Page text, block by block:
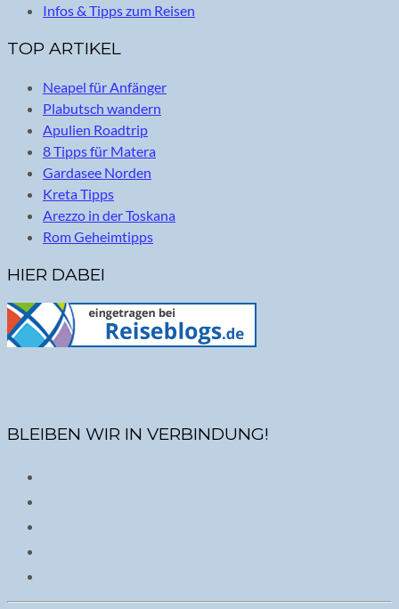
Infos & Tipps zum Reisen
TOP ARTIKEL
Neapel für Anfänger
Plabutsch wandern
Apulien Roadtrip
8 Tipps für Matera
Gardasee Norden
Kreta Tipps
Arezzo in der Toskana
Rom Geheimtipps
HIER DABEI
BLEIBEN WIR IN VERBINDUNG!